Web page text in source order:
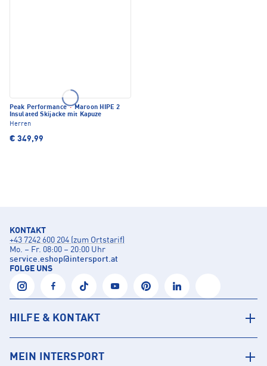
Peak Performance·Maroon HIPE 2
Insulated Skijacke mit Kapuze
Herren
€ 349,99
KONTAKT
+43 7242 600 204 (zum Ortstarif)
Mo. – Fr. 08:00 – 20:00 Uhr
service.eshop@intersport.at
FOLGE UNS
HILFE & KONTAKT
MEIN INTERSPORT